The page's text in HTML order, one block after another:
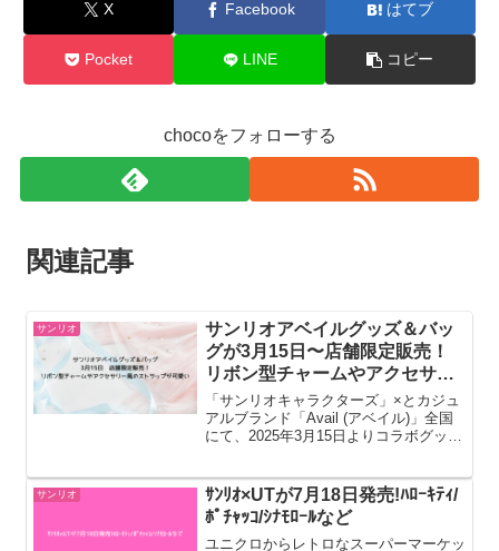
X Facebook はてブ
Pocket LINE コピー
chocoをフォローする
関連記事
サンリオ
サンリオアベイルグッズ＆バッ
グが3月15日〜店舗限定販売！
リボン型チャームやアクセサリ
ー風のストラップが可愛い
「サンリオキャラクターズ」×とカジュ
アルブランド「Avail (アベイル)」全国
にて、2025年3月15日よりコラボグッズ
類などがラインナップ!リボン付きのチ
ャームや華...
サンリオ
ｻﾝﾘｵ×UTが7月18日発売!ﾊﾛｰｷﾃｨ/
ﾎﾟﾁｬｯｺ/ｼﾅﾓﾛｰﾙなど
ユニクロからレトロなスーパーマーケッ